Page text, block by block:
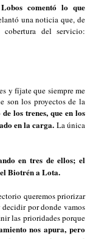
comentó lo que
una noticia que, de
del servicio:
y fíjate que siempre me
son los proyectos de la
los trenes, que en los
en la carga. La única
en tres de ellos; el
Biotrén a Lota.
queremos priorizar
por donde vamos
las prioridades porque
nos apura, pero